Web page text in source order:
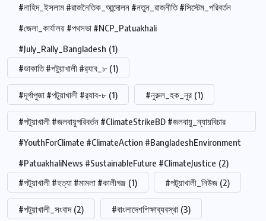
#নাহিদ_ইসলাম #রাজনৈতিক_আন্দোলন #নতুন_রাজনীতি #সিস্টেম_পরিবর্তন
#জেলা_কার্যালয় #পথসভা #NCP_Patuakhali
#July_Rally_Bangladesh (1)
#ডাকাতি #পটুয়াখালী #র‍্যাব_৮ (1)
#দূর্গাপুজা #পটুয়াখালী #র‍্যাব-৮ (1) #নুরুল_হক_নুর (1)
#পটুয়াখালী #জলবায়ুপরিবর্তন #ClimateStrikeBD #জলবায়ু_ন্যায়বিচার
#YouthForClimate #ClimateAction #BangladeshEnvironment
#PatuakhaliNews #SustainableFuture #ClimateJustice (2)
#পটুয়াখালী #হত্যা #মামলা #কালীগঞ্জ (1) #পটুয়াখালী_নিউজ (2)
#পটুয়াখালী_সংবাদ (2) #বাংলাদেশশিক্ষাব্যবস্থা (3)